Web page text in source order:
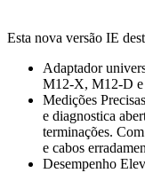
Esta nova versão IE
Adaptador
M12-X, M12-D
Medições
e diagnostica
terminações.
e cabos
Desempenho